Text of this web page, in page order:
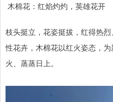
木棉花：红焰灼灼，英雄花开
枝头挺立，花姿挺拔，红得热
性花卉，木棉花以红火姿态，
火、蒸蒸日上。